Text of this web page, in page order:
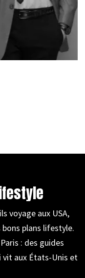
voyage aux USA,
plans lifestyle.
: des guides
vit aux États-Unis et